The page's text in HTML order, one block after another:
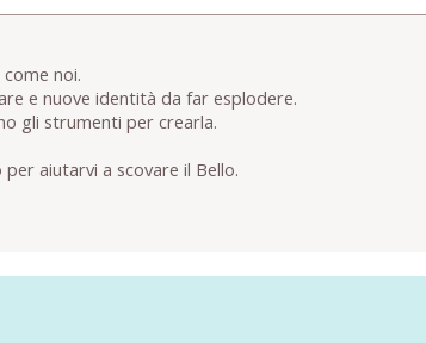
noi.
e nuove identità da far esplodere.
gli strumenti per crearla.
aiutarvi a scovare il Bello.